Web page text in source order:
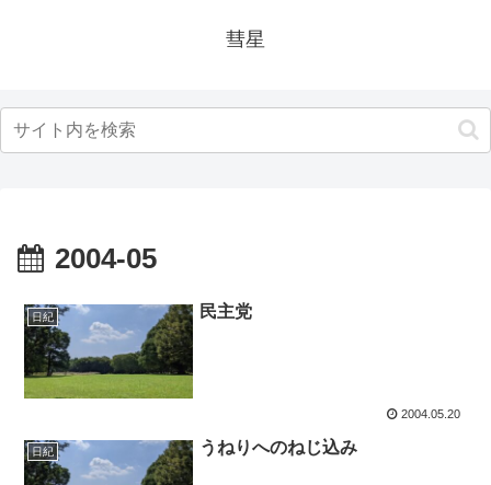
彗星
2004-05
日紀 民主党
2004.05.20
日紀 うねりへのねじ込み